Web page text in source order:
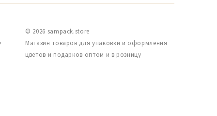
© 2026 sampack.store
Магазин товаров для упаковки и оформления
цветов и подарков оптом и в розницу